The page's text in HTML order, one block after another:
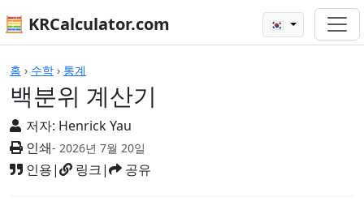
🧮 KRCalculator.com 🇰🇷
홈 › 수학 › 통계
백분위 계산기
저자: Henrick Yau
인쇄- 2026년 7월 20일
인용| 링크| 공유
계산기